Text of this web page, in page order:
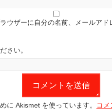
ウザーに自分の名前、メールアド
さい。
に Akismet を使っています。 コ